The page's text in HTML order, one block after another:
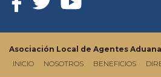
Asociación Local de Agentes
INICIO(CURRENT)
NOSOTROS BENEFICIOS